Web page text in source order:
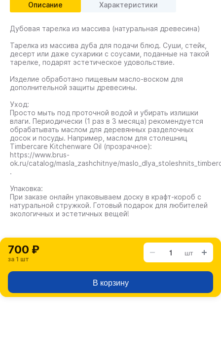
Описание Характеристики
Дубовая тарелка из массива (натуральная древесина)
Тарелка из массива дуба для подачи блюд. Суши, стейк,
десерт или даже сухарики с соусами, поданные на такой
тарелке, подарят эстетическое удовольствие.
Изделие обработано пищевым масло-воском для
дополнительной защиты древесины.
Уход:
Просто мыть под проточной водой и убирать излишки
влаги. Периодически (1 раз в 3 месяца) рекомендуется
обрабатывать маслом для деревянных разделочных
досок и посуды. Например, маслом для столешниц
Timbercare Kitchenware Oil (прозрачное):
https://www.brus-
ok.ru/catalog/masla_zashchitnye/
.
Упаковка:
При заказе онлайн упаковываем доску в крафт-короб с
натуральной стружкой. Готовый подарок для любителей
экологичных и эстетичных вещей!
700 ₽
за 1 шт
шт
В корзину